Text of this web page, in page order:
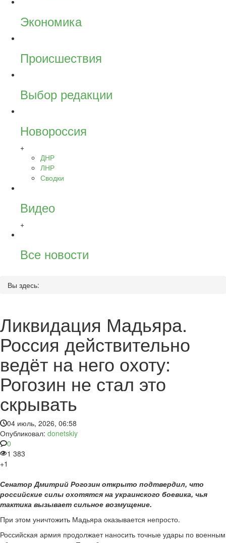
Экономика
Происшествия
Выбор редакции
Новороссия
+
ДНР
ЛНР
Сводки
Видео
+
Все новости
Вы здесь:
Ликвидация Мадьяра.
Россия действительно
ведёт на него охоту:
Рогозин не стал это
скрывать
04 июль, 2026, 06:58
Опубликовал: donetskiy
0
1 383
+1
Сенатор Дмитрий Рогозин открыто подтвердил, что
российские силы охотятся на украинского боевика, чья
тактика вызывает сильное возмущение.
При этом уничтожить Мадьяра оказывается непросто.
Российская армия продолжает наносить точные удары по военным